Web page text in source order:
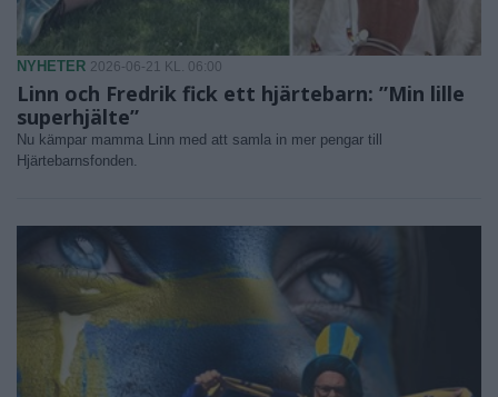
NYHETER 2026-06-21 KL. 06:00
Linn och Fredrik fick ett hjärtebarn: ”Min lille
superhjälte”
Nu kämpar mamma Linn med att samla in mer pengar till
Hjärtebarnsfonden.